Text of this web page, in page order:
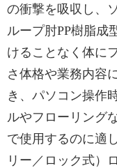
の衝撃を吸収し、
ループ肘PP樹脂成
けることなく体に
さ体格や業務内容
き、パソコン操作
ルやフローリング
で使用するのに適
リー／ロック式）